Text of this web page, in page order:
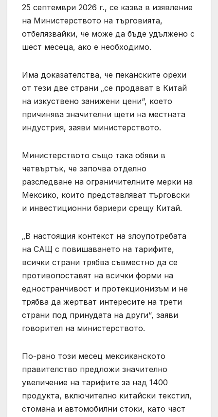
25 септември 2026 г., се казва в изявление
на Министерството на търговията,
отбелязвайки, че може да бъде удължено с
шест месеца, ако е необходимо.
Има доказателства, че пеканските орехи
от тези две страни „се продават в Китай
на изкуствено занижени цени“, което
причинява значителни щети на местната
индустрия, заяви министерството.
Министерството също така обяви в
четвъртък, че започва отделно
разследване на ограничителните мерки на
Мексико, които представляват търговски
и инвестиционни бариери срещу Китай.
„В настоящия контекст на злоупотребата
на САЩ с повишаването на тарифите,
всички страни трябва съвместно да се
противопоставят на всички форми на
едностранчивост и протекционизъм и не
трябва да жертват интересите на трети
страни под принудата на други“, заяви
говорител на министерството.
По-рано този месец мексиканското
правителство предложи значително
увеличение на тарифите за над 1400
продукта, включително китайски текстил,
стомана и автомобилни стоки, като част